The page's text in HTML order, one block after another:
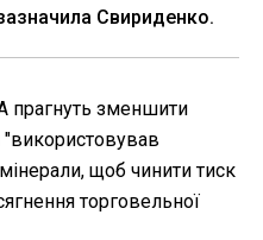
Свириденко.
прагнуть зменшити
щоб чинити тиск
торговельної